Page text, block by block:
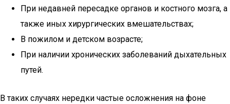
При недавней пересадке органов и костного мозга, а
также иных хирургических вмешательствах;
В пожилом и детском возрасте;
При наличии хронических заболеваний дыхательных
путей.
В таких случаях нередки частые осложнения на фоне